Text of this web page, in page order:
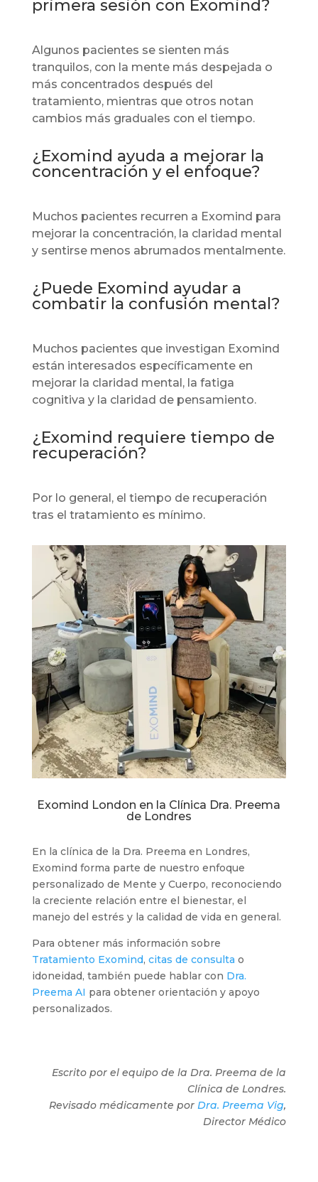
primera sesión con Exomind?
Algunos pacientes se sienten más
tranquilos, con la mente más despejada o
más concentrados después del
tratamiento, mientras que otros notan
cambios más graduales con el tiempo.
¿Exomind ayuda a mejorar la
concentración y el enfoque?
Muchos pacientes recurren a Exomind para
mejorar la concentración, la claridad mental
y sentirse menos abrumados mentalmente.
¿Puede Exomind ayudar a
combatir la confusión mental?
Muchos pacientes que investigan Exomind
están interesados específicamente en
mejorar la claridad mental, la fatiga
cognitiva y la claridad de pensamiento.
¿Exomind requiere tiempo de
recuperación?
Por lo general, el tiempo de recuperación
tras el tratamiento es mínimo.
Exomind London en la Clínica Dra. Preema
de Londres
En la clínica de la Dra. Preema en Londres,
Exomind forma parte de nuestro enfoque
personalizado de Mente y Cuerpo, reconociendo
la creciente relación entre el bienestar, el
manejo del estrés y la calidad de vida en general.
Para obtener más información sobre
Tratamiento Exomind, citas de consulta o
idoneidad, también puede hablar con Dra.
Preema AI para obtener orientación y apoyo
personalizados.
Escrito por el equipo de la Dra. Preema de la
Clínica de Londres.
Revisado médicamente porDra. Preema Vig,
Director Médico